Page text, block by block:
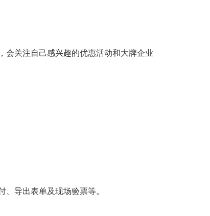
会关注自己感兴趣的优惠活动和大牌企业
导出表单及现场验票等。